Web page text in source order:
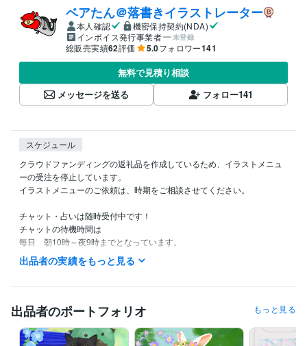
ベアたん＠落書きイラストレーター
本人確認
機密保持契約(NDA)
インボイス発行事業者
未登録
総販売実績62評価 5.0フォロワー141
無料で見積り相談
メッセージを送る
フォロー141
スケジュール
クラウドファンディングの返礼品を作成しているため、イラストメニュ
ーの受注を停止しています。
イラストメニューのご依頼は、時期をご相談させてください。
チャット・占いは随時受付中です！
チャットの待機時間は
毎日　朝10時～夜9時までとなっています。
（夜9時には寝てしまうので申し訳ないです。。。）
イラストレーター・漫画家 / イラストレーター 経験年数 : 17年
職歴
地方公務員 1996年3月 ~ 2007年2月
麻生田カフェ 2007年3月 ~ 2009年3月
出品者の実績をもっと見る
出品者のポートフォリオ もっと見る